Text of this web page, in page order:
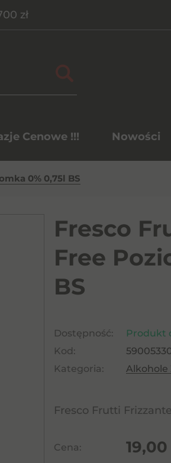
zł
Cenowe !!! Nowości
0% 0,75l BS
Fresco
Free
BS
Dostępność:
Produkt
Kod:
Kategoria:
Alkohole
Fresco Frutti
Cena: 19,00